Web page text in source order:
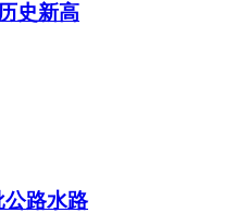
史新高
公路水路